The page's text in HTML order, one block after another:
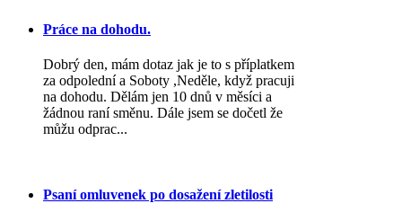
Práce na dohodu.
Dobrý den, mám dotaz jak je to s příplatkem
za odpolední a Soboty ,Neděle, když pracuji
na dohodu. Dělám jen 10 dnů v měsíci a
žádnou raní směnu. Dále jsem se dočetl že
můžu odprac...
Psaní omluvenek po dosažení zletilosti